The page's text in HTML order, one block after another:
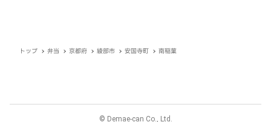
トップ 弁当 京都府 綾部市 安国寺町 南稲葉
© Demae-can Co., Ltd.